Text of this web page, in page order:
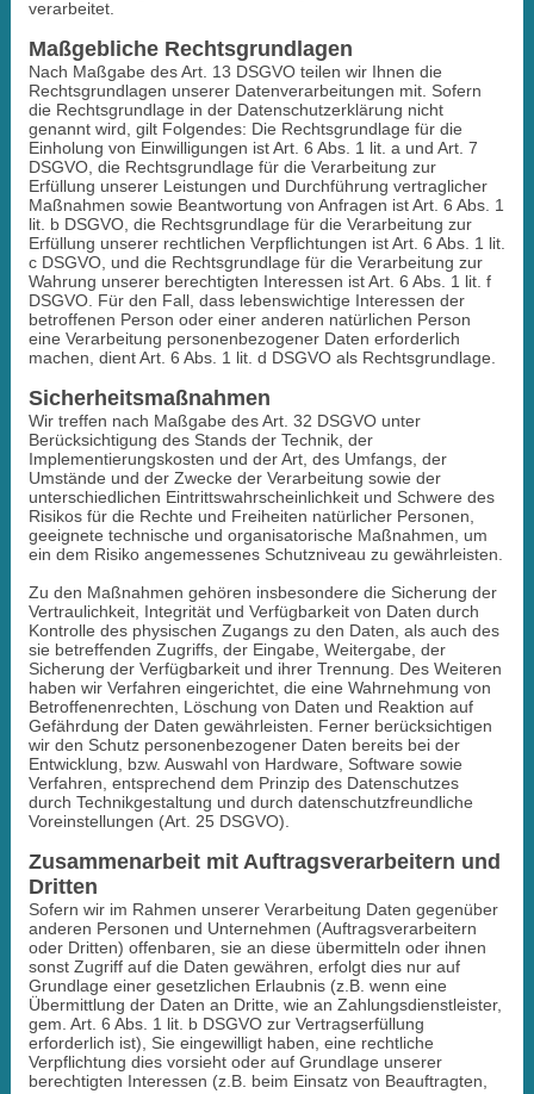
verarbeitet.
Maßgebliche Rechtsgrundlagen
Nach Maßgabe des Art. 13 DSGVO teilen wir Ihnen die
Rechtsgrundlagen unserer Datenverarbeitungen mit. Sofern
die Rechtsgrundlage in der Datenschutzerklärung nicht
genannt wird, gilt Folgendes: Die Rechtsgrundlage für die
Einholung von Einwilligungen ist Art. 6 Abs. 1 lit. a und Art. 7
DSGVO, die Rechtsgrundlage für die Verarbeitung zur
Erfüllung unserer Leistungen und Durchführung vertraglicher
Maßnahmen sowie Beantwortung von Anfragen ist Art. 6 Abs. 1
lit. b DSGVO, die Rechtsgrundlage für die Verarbeitung zur
Erfüllung unserer rechtlichen Verpflichtungen ist Art. 6 Abs. 1 lit.
c DSGVO, und die Rechtsgrundlage für die Verarbeitung zur
Wahrung unserer berechtigten Interessen ist Art. 6 Abs. 1 lit. f
DSGVO. Für den Fall, dass lebenswichtige Interessen der
betroffenen Person oder einer anderen natürlichen Person
eine Verarbeitung personenbezogener Daten erforderlich
machen, dient Art. 6 Abs. 1 lit. d DSGVO als Rechtsgrundlage.
Sicherheitsmaßnahmen
Wir treffen nach Maßgabe des Art. 32 DSGVO unter
Berücksichtigung des Stands der Technik, der
Implementierungskosten und der Art, des Umfangs, der
Umstände und der Zwecke der Verarbeitung sowie der
unterschiedlichen Eintrittswahrscheinlichkeit und Schwere des
Risikos für die Rechte und Freiheiten natürlicher Personen,
geeignete technische und organisatorische Maßnahmen, um
ein dem Risiko angemessenes Schutzniveau zu gewährleisten.
Zu den Maßnahmen gehören insbesondere die Sicherung der
Vertraulichkeit, Integrität und Verfügbarkeit von Daten durch
Kontrolle des physischen Zugangs zu den Daten, als auch des
sie betreffenden Zugriffs, der Eingabe, Weitergabe, der
Sicherung der Verfügbarkeit und ihrer Trennung. Des Weiteren
haben wir Verfahren eingerichtet, die eine Wahrnehmung von
Betroffenenrechten, Löschung von Daten und Reaktion auf
Gefährdung der Daten gewährleisten. Ferner berücksichtigen
wir den Schutz personenbezogener Daten bereits bei der
Entwicklung, bzw. Auswahl von Hardware, Software sowie
Verfahren, entsprechend dem Prinzip des Datenschutzes
durch Technikgestaltung und durch datenschutzfreundliche
Voreinstellungen (Art. 25 DSGVO).
Zusammenarbeit mit Auftragsverarbeitern und
Dritten
Sofern wir im Rahmen unserer Verarbeitung Daten gegenüber
anderen Personen und Unternehmen (Auftragsverarbeitern
oder Dritten) offenbaren, sie an diese übermitteln oder ihnen
sonst Zugriff auf die Daten gewähren, erfolgt dies nur auf
Grundlage einer gesetzlichen Erlaubnis (z.B. wenn eine
Übermittlung der Daten an Dritte, wie an Zahlungsdienstleister,
gem. Art. 6 Abs. 1 lit. b DSGVO zur Vertragserfüllung
erforderlich ist), Sie eingewilligt haben, eine rechtliche
Verpflichtung dies vorsieht oder auf Grundlage unserer
berechtigten Interessen (z.B. beim Einsatz von Beauftragten,